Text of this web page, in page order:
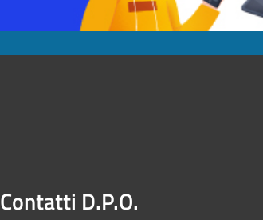
Contatti D.P.O.